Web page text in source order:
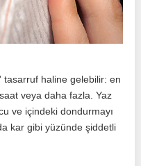
tasarruf haline gelebilir: en
veya daha fazla. Yaz
ve içindeki dondurmayı
kar gibi yüzünde şiddetli